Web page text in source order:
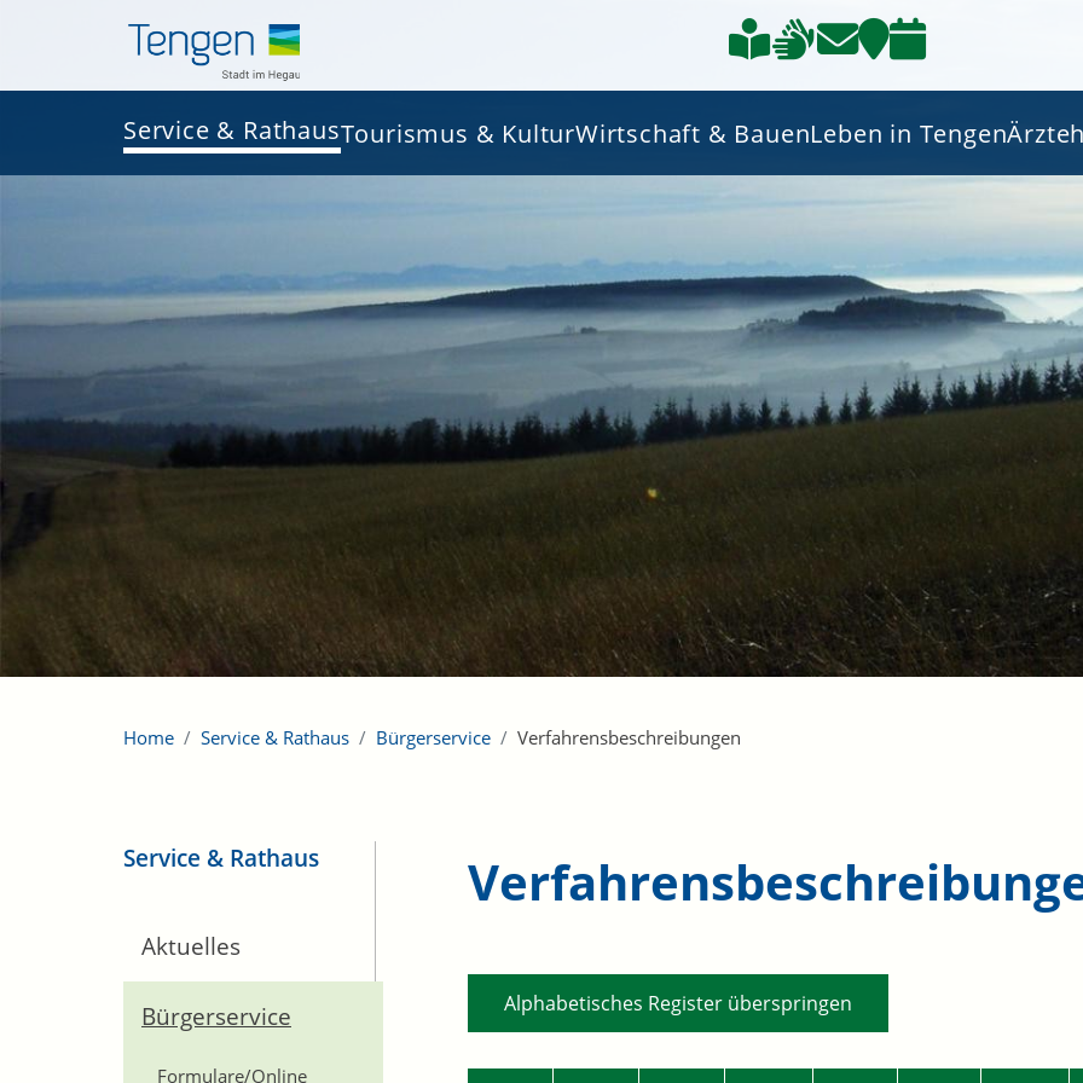
Service & RathausTourismus & KulturWirtschaft & BauenLeben in Tengen
Home Service & Rathaus Bürgerservice Verfahrensbeschreibungen
Service & Rathaus
Aktuelles
Bürgerservice
Formulare/Online
Alphabetisches Register überspringen